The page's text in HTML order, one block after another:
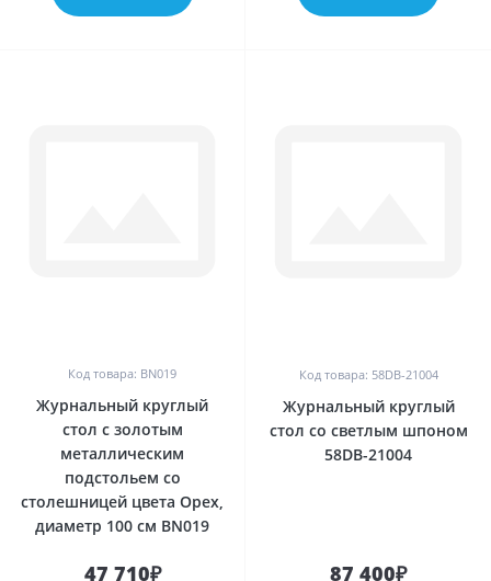
Код товара: BN019
Журнальный круглый
стол с золотым
металлическим
подстольем со
столешницей цвета Орех,
диаметр 100 см BN019
47 710₽
Код товара: 58DB-21004
Журнальный круглый
стол со светлым шпоном
58DB-21004
87 400₽